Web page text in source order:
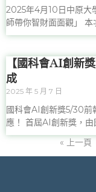
2025年4月10日中原大
師帶你智財面面觀」 本
【國科會AI創新
成
2025 年 5 月 7 日
國科會AI創新獎5/30前
應！ 首屆AI創新獎，由
« 上一頁